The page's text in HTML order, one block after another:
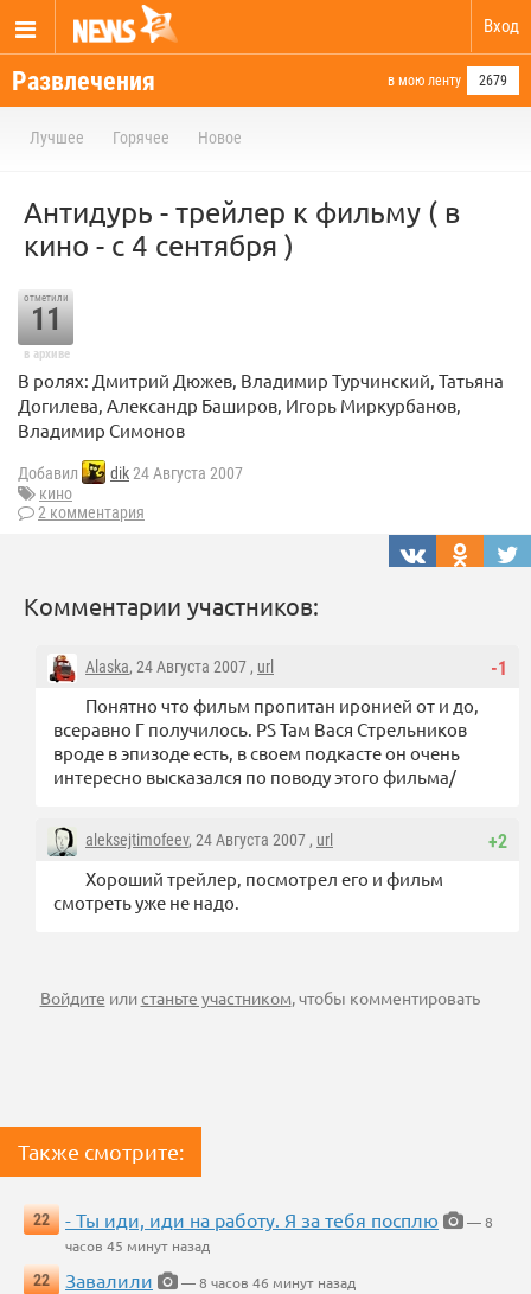
Вход
Развлечения в мою ленту 2679
Лучшее Горячее Новое
Антидурь - трейлер к фильму ( в
кино - с 4 сентября )
отметили
11
в архиве
В ролях: Дмитрий Дюжев, Владимир Турчинский, Татьяна
Догилева, Александр Баширов, Игорь Миркурбанов,
Владимир Симонов
Добавил dik24 Августа 2007
кино
2 комментария
Комментарии участников:
-1
Alaska, 24 Августа 2007 , url
Понятно что фильм пропитан иронией от и до,
всеравно Г получилось. PS Там Вася Стрельников
вроде в эпизоде есть, в своем подкасте он очень
интересно высказался по поводу этого фильма/
+2
aleksejtimofeev, 24 Августа 2007 , url
Хороший трейлер, посмотрел его и фильм
смотреть уже не надо.
Войдите илистаньте участником, чтобы комментировать
Также смотрите:
22 - Ты иди, иди на работу. Я за тебя посплю
— 8
часов 45 минут назад
22
Завалили
— 8 часов 46 минут назад